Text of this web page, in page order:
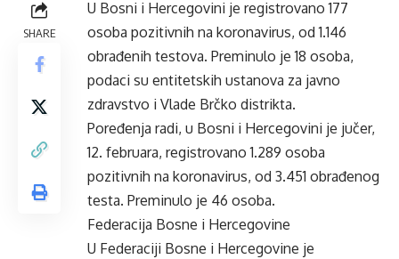
SHARE
U Bosni i Hercegovini je registrovano 177
osoba pozitivnih na koronavirus, od 1.146
obrađenih testova. Preminulo je 18 osoba,
podaci su entitetskih ustanova za javno
zdravstvo i Vlade Brčko distrikta.
Poređenja radi, u Bosni i Hercegovini je jučer,
12. februara, registrovano 1.289 osoba
pozitivnih na koronavirus, od 3.451 obrađenog
testa. Preminulo je 46 osoba.
Federacija Bosne i Hercegovine
U Federaciji Bosne i Hercegovine je